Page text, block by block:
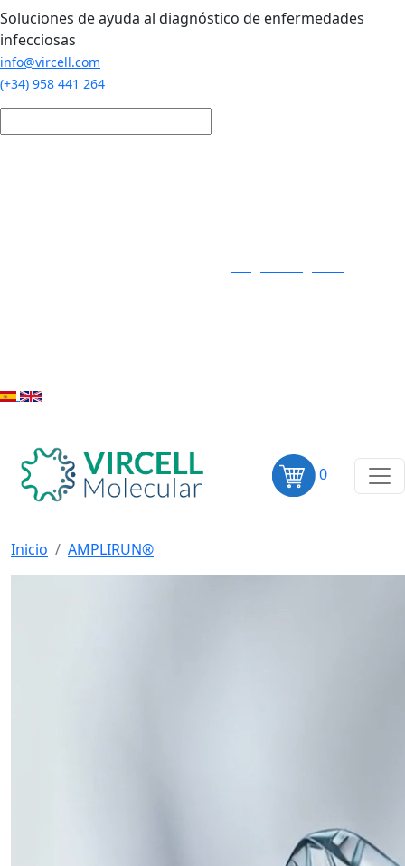
Pasar al contenido principal
Soluciones de ayuda al diagnóstico de enfermedades
infecciosas
info@vircell.com
(+34) 958 441 264
0
Inicio AMPLIRUN®